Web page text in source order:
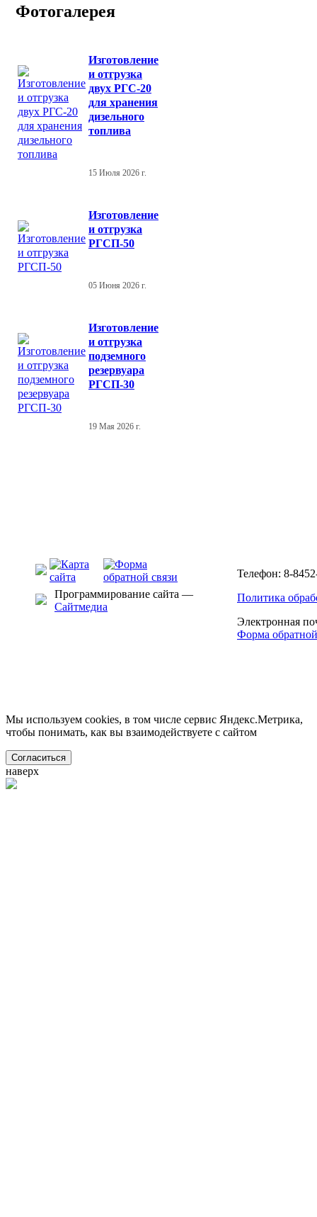
Фотогалерея
Изготовление
и отгрузка
двух РГС-20
для хранения
дизельного
топлива
15 Июля 2026 г.
Изготовление
и отгрузка
РГСП-50
05 Июня 2026 г.
Изготовление
и отгрузка
подземного
резервуара
РГСП-30
19 Мая 2026 г.
Программирование сайта —
Сайтмедиа
Телефон: 8-
Политика
Электронная
Форма
Мы используем cookies, в том числе сервис Яндекс.Метрика,
чтобы понимать, как вы взаимодействуете с сайтом
Согласиться
наверх